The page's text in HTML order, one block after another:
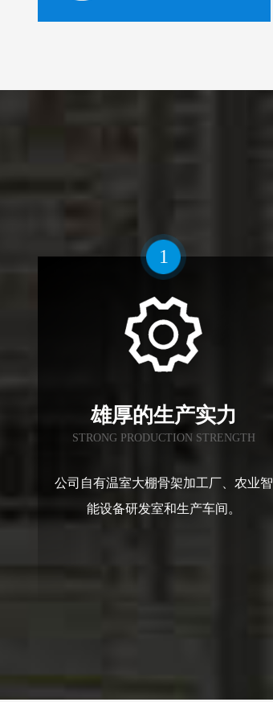
1
雄厚的生产实力
STRONG PRODUCTION STRENGTH
公司自有温室大棚骨架加工厂、农业智
能设备研发室和生产车间。